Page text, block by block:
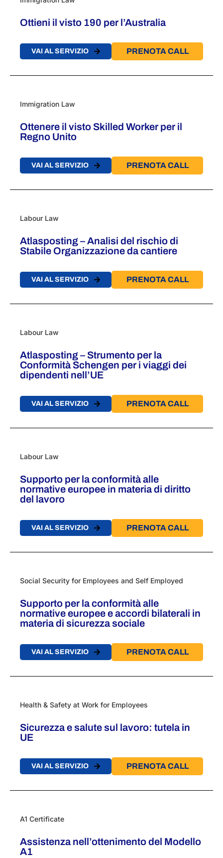
Ottieni il visto 190 per l’Australia
VAI AL SERVIZIO PRENOTA CALL
Immigration Law
Ottenere il visto Skilled Worker per il
Regno Unito
VAI AL SERVIZIO PRENOTA CALL
Labour Law
Atlasposting – Analisi del rischio di
Stabile Organizzazione da cantiere
VAI AL SERVIZIO PRENOTA CALL
Labour Law
Atlasposting – Strumento per la
Conformità Schengen per i viaggi dei
dipendenti nell’UE
VAI AL SERVIZIO PRENOTA CALL
Labour Law
Supporto per la conformità alle
normative europee in materia di diritto
del lavoro
VAI AL SERVIZIO PRENOTA CALL
Social Security for Employees and Self Employed
Supporto per la conformità alle
normative europee e accordi bilaterali in
materia di sicurezza sociale​
VAI AL SERVIZIO PRENOTA CALL
Health & Safety at Work for Employees
Sicurezza e salute sul lavoro: tutela in
UE
VAI AL SERVIZIO PRENOTA CALL
A1 Certificate
Assistenza nell’ottenimento del Modello
A1​